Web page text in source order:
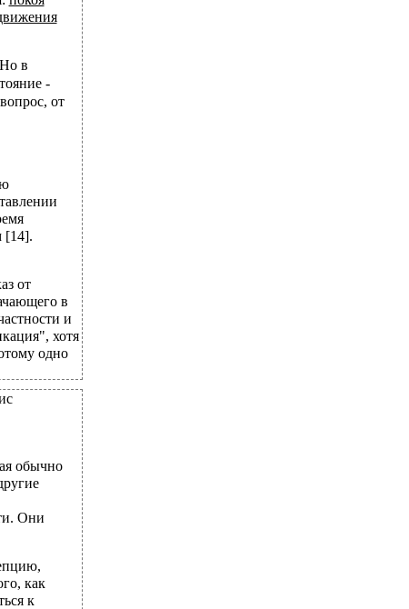
в
-
от
[14].
от
в
и
хотя
одно
обычно
Они
как
к